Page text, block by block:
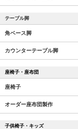
テーブル脚
角ベース脚
カウンターテーブル脚
座椅子・座布団
座椅子
オーダー座布団製作
子供椅子・キッズ